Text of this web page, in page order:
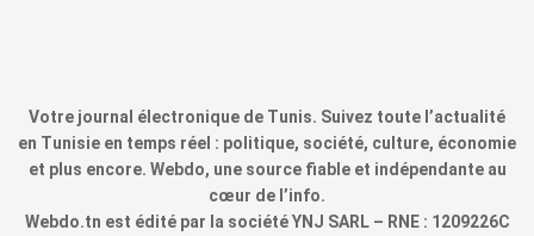
Votre journal électronique de Tunis. Suivez toute l’actualité
en Tunisie en temps réel : politique, société, culture, économie
et plus encore. Webdo, une source fiable et indépendante au
cœur de l’info.
Webdo.tn est édité par la société YNJ SARL – RNE : 1209226C